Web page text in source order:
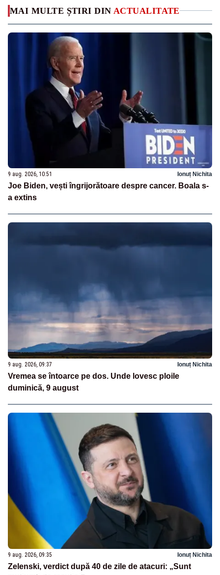
MAI MULTE ȘTIRI DIN ACTUALITATE
9 aug. 2026, 10:51 Ionuț Nichita
Joe Biden, vești îngrijorătoare despre cancer. Boala s-
a extins
9 aug. 2026, 09:37 Ionuț Nichita
Vremea se întoarce pe dos. Unde lovesc ploile
duminică, 9 august
9 aug. 2026, 09:35 Ionuț Nichita
Zelenski, verdict după 40 de zile de atacuri: „Sunt